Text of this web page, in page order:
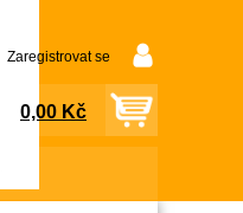
Zaregistrovat se
0,00 Kč